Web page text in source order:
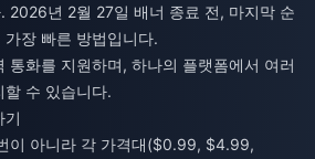
2026년 2월 27일 배너 종료 전, 마지막 순
장 빠른 방법입니다.
통화를 지원하며, 하나의 플랫폼에서 여러
할 수 있습니다.
기
이 아니라 각 가격대($0.99, $4.99,